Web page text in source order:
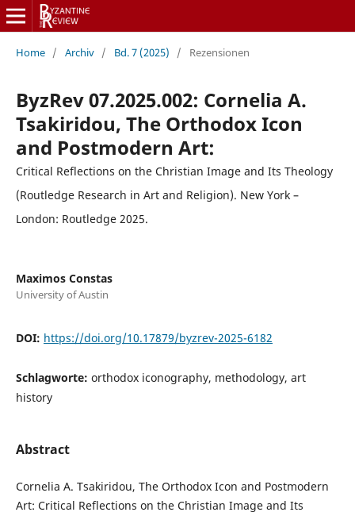
Home / Archiv / Bd. 7 (2025) / Rezensionen
ByzRev 07.2025.002: Cornelia A.
Tsakiridou, The Orthodox Icon
and Postmodern Art:
Critical Reflections on the Christian Image and Its Theology
(Routledge Research in Art and Religion). New York –
London: Routledge 2025.
Maximos Constas
University of Austin
DOI: https://doi.org/10.17879/byzrev-2025-6182
Schlagworte: orthodox iconography, methodology, art
history
Abstract
Cornelia A. Tsakiridou, The Orthodox Icon and Postmodern
Art: Critical Reflections on the Christian Image and Its